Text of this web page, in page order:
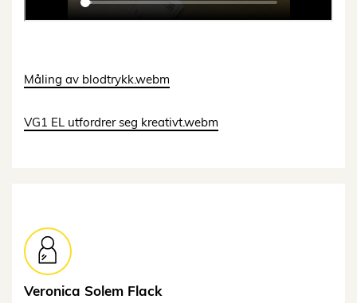
Måling av blodtrykk.webm
VG1 EL utfordrer seg kreativt.webm
Veronica Solem Flack